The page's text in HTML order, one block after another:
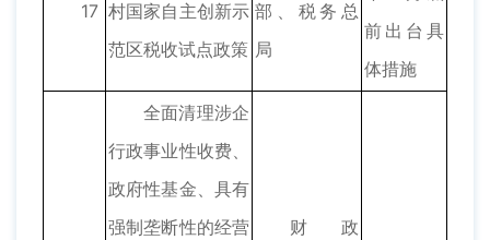
17 村国家自主创新示
范区税收试点政策
部、税务总
局
前出台具
体措施
全面清理涉企
行政事业性收费、
政府性基金、具有
强制垄断性的经营
财政